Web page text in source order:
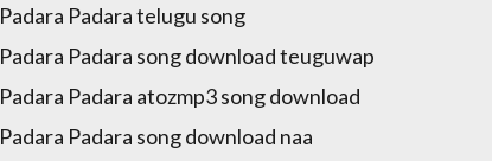
Padara Padara telugu song
Padara Padara song download teuguwap
Padara Padara atozmp3 song download
Padara Padara song download naa